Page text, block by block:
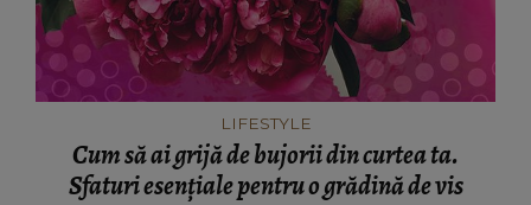
LIFESTYLE
Cum să ai grijă de bujorii din curtea ta.
Sfaturi esențiale pentru o grădină de vis